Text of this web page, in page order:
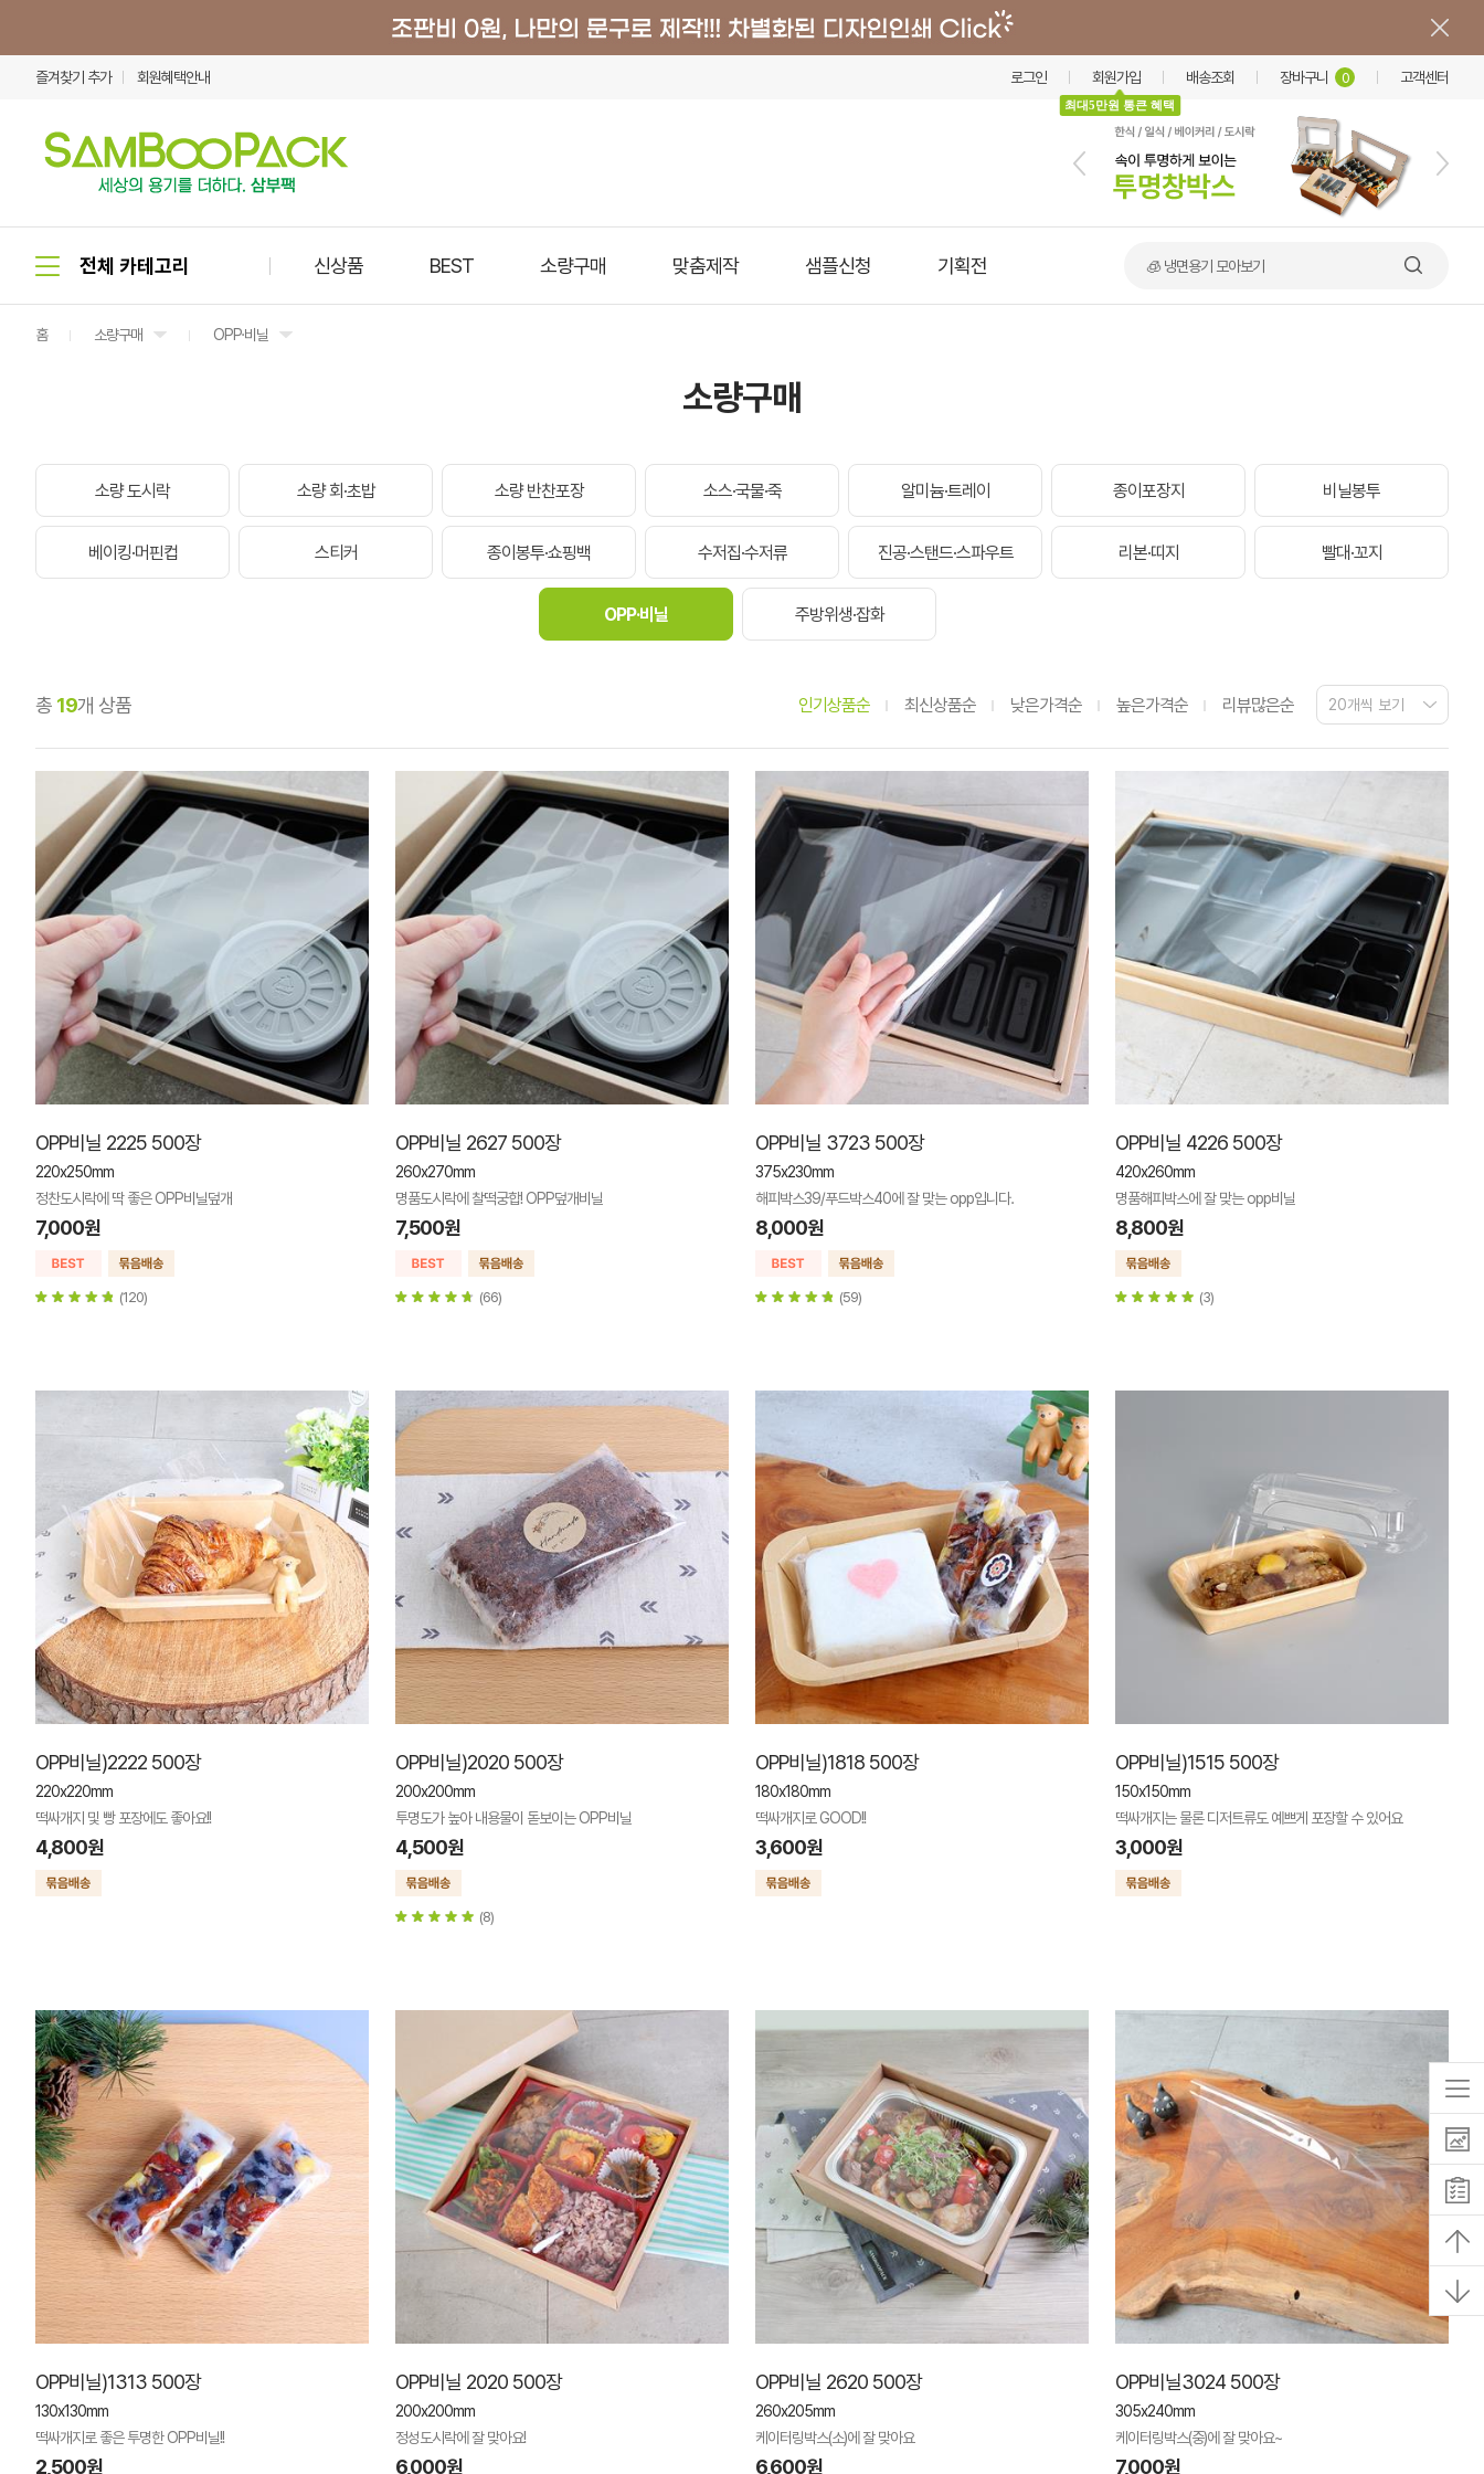
즐겨찾기 추가 회원혜택안내 로그인 회원가입
최대5만원 통큰 혜택
배송조회 장바구니 0 고객센터
신상품 BEST 소량구매 맞춤제작 샘플신청 기획전 🧊 냉면용기 모아보기
홈 소량구매 OPP·비닐
소량구매
소량 도시락 소량 회·초밥 소량 반찬포장 소스·국물·죽 알미늄·트레이 종이포장지 비닐봉투
베이킹·머핀컵 스티커 종이봉투·쇼핑백 수저집·수저류 진공·스탠드·스파우트 리본·띠지 빨대·꼬지
OPP·비닐 주방위생·잡화
총 19개 상품 인기상품순 최신상품순 낮은가격순 높은가격순 리뷰많은순
OPP비닐 2225 500장
220x250mm
정찬도시락에 딱 좋은 OPP비닐덮개
7,000원
(120)
OPP비닐 2627 500장
260x270mm
명품도시락에 찰떡궁합! OPP덮개비닐
7,500원
(66)
OPP비닐 3723 500장
375x230mm
해피박스39/푸드박스40에 잘 맞는 opp입니다.
8,000원
(59)
OPP비닐 4226 500장
420x260mm
명품해피박스에 잘 맞는 opp비닐
8,800원
(3)
OPP비닐)2222 500장
220x220mm
떡싸개지 및 빵 포장에도 좋아요!!
4,800원
OPP비닐)2020 500장
200x200mm
투명도가 높아 내용물이 돋보이는 OPP비닐
4,500원
(8)
OPP비닐)1818 500장
180x180mm
떡싸개지로 GOOD!!
3,600원
OPP비닐)1515 500장
150x150mm
떡싸개지는 물론 디저트류도 예쁘게 포장할 수 있어요
3,000원
OPP비닐)1313 500장
130x130mm
떡싸개지로 좋은 투명한 OPP비닐!!
2,500원
OPP비닐 2020 500장
200x200mm
정성도시락에 잘 맞아요!
6,000원
OPP비닐 2620 500장
260x205mm
케이터링박스(소)에 잘 맞아요
6,600원
OPP비닐3024 500장
305x240mm
케이터링박스(중)에 잘 맞아요~
7,000원